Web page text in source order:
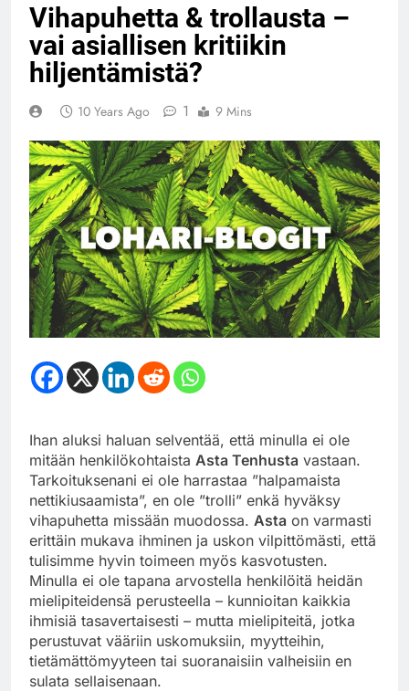
Vihapuhetta & trollausta –
vai asiallisen kritiikin
hiljentämistä?
10 Years Ago 1 9 Mins
Ihan aluksi haluan selventää, että minulla ei ole
mitään henkilökohtaista Asta Tenhusta vastaan.
Tarkoituksenani ei ole harrastaa ”halpamaista
nettikiusaamista”, en ole ”trolli” enkä hyväksy
vihapuhetta missään muodossa. Asta on varmasti
erittäin mukava ihminen ja uskon vilpittömästi, että
tulisimme hyvin toimeen myös kasvotusten.
Minulla ei ole tapana arvostella henkilöitä heidän
mielipiteidensä perusteella – kunnioitan kaikkia
ihmisiä tasavertaisesti – mutta mielipiteitä, jotka
perustuvat vääriin uskomuksiin, myytteihin,
tietämättömyyteen tai suoranaisiin valheisiin en
sulata sellaisenaan.